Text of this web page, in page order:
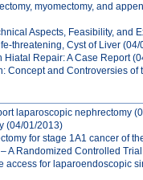
myomectomy, and
Aspects, Feasibility, and
threatening, Cyst of Liver (04/
Repair: A Case Report
Concept and Controversies of
laparoscopic nephrectomy
(04/01/2013)
for stage 1A1 cancer of
A Randomized Controlled Trial
access for laparoendoscopic